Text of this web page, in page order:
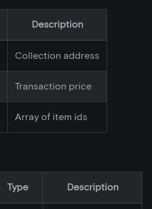
Description
Collection address
Transaction price
Array of item ids
Type Description